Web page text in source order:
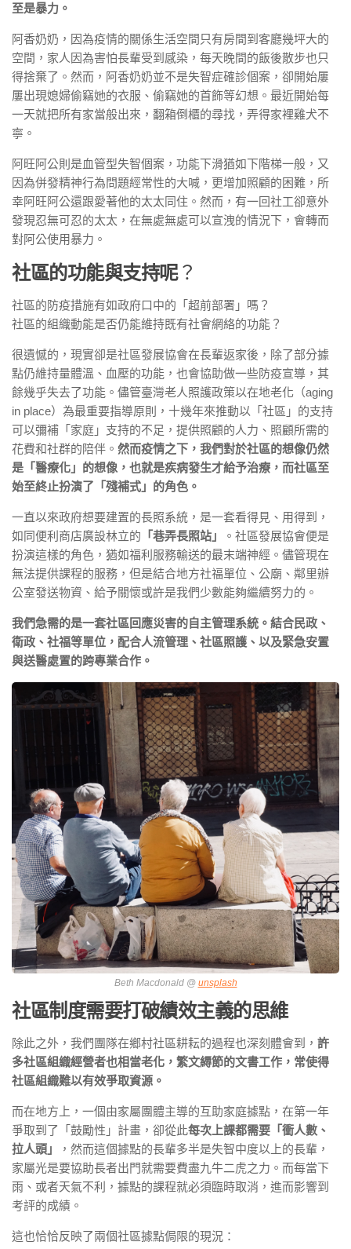
至是暴力。
阿香奶奶，因為疫情的關係生活空間只有房間到客廳幾坪大的
空間，家人因為害怕長輩受到感染，每天晚間的飯後散步也只
得捨棄了。然而，阿香奶奶並不是失智症確診個案，卻開始屢
屢出現媳婦偷竊她的衣服、偷竊她的首飾等幻想。最近開始每
一天就把所有家當般出來，翻箱倒櫃的尋找，弄得家裡雞犬不
寧。
阿旺阿公則是血管型失智個案，功能下滑猶如下階梯一般，又
因為併發精神行為問題經常性的大喊，更增加照顧的困難，所
幸阿旺阿公還跟愛著他的太太同住。然而，有一回社工卻意外
發現忍無可忍的太太，在無處無處可以宣洩的情況下，會轉而
對阿公使用暴力。
社區的功能與支持呢？
社區的防疫措施有如政府口中的「超前部署」嗎？
社區的組織動能是否仍能維持既有社會網絡的功能？
很遺憾的，現實卻是社區發展協會在長輩返家後，除了部分據
點仍維持量體溫、血壓的功能，也會協助做一些防疫宣導，其
餘幾乎失去了功能。儘管臺灣老人照護政策以在地老化（aging
in place）為最重要指導原則，十幾年來推動以「社區」的支持
可以彌補「家庭」支持的不足，提供照顧的人力、照顧所需的
花費和社群的陪伴。 然而疫情之下，我們對於社區的想像仍然
是「醫療化」的想像，也就是疾病發生才給予治療，而社區至
始至終止扮演了「殘補式」的角色。
一直以來政府想要建置的長照系統，是一套看得見、用得到，
如同便利商店廣設林立的 「巷弄長照站」
。社區發展協會便是
扮演這樣的角色，猶如福利服務輸送的最末端神經。儘管現在
無法提供課程的服務，但是結合地方社福單位、公廟、鄰里辦
公室發送物資、給予關懷或許是我們少數能夠繼續努力的。
我們急需的是一套社區回應災害的自主管理系統。結合民政、
衛政、社福等單位，配合人流管理、社區照護、以及緊急安置
與送醫處置的跨專業合作。
Beth Macdonald @ unsplash
社區制度需要打破績效主義的思維
除此之外，我們團隊在鄉村社區耕耘的過程也深刻體會到， 許
多社區組織經營者也相當老化，繁文縟節的文書工作，常使得
社區組織難以有效爭取資源。
而在地方上，一個由家屬團體主導的互助家庭據點，在第一年
爭取到了「鼓勵性」計畫，卻從此每次上課都需要「衝人數、
拉人頭」
，然而這個據點的長輩多半是失智中度以上的長輩，
家屬光是要協助長者出門就需要費盡九牛二虎之力。而每當下
雨、或者天氣不利，據點的課程就必須臨時取消，進而影響到
考評的成績。
這也恰恰反映了兩個社區據點侷限的現況：